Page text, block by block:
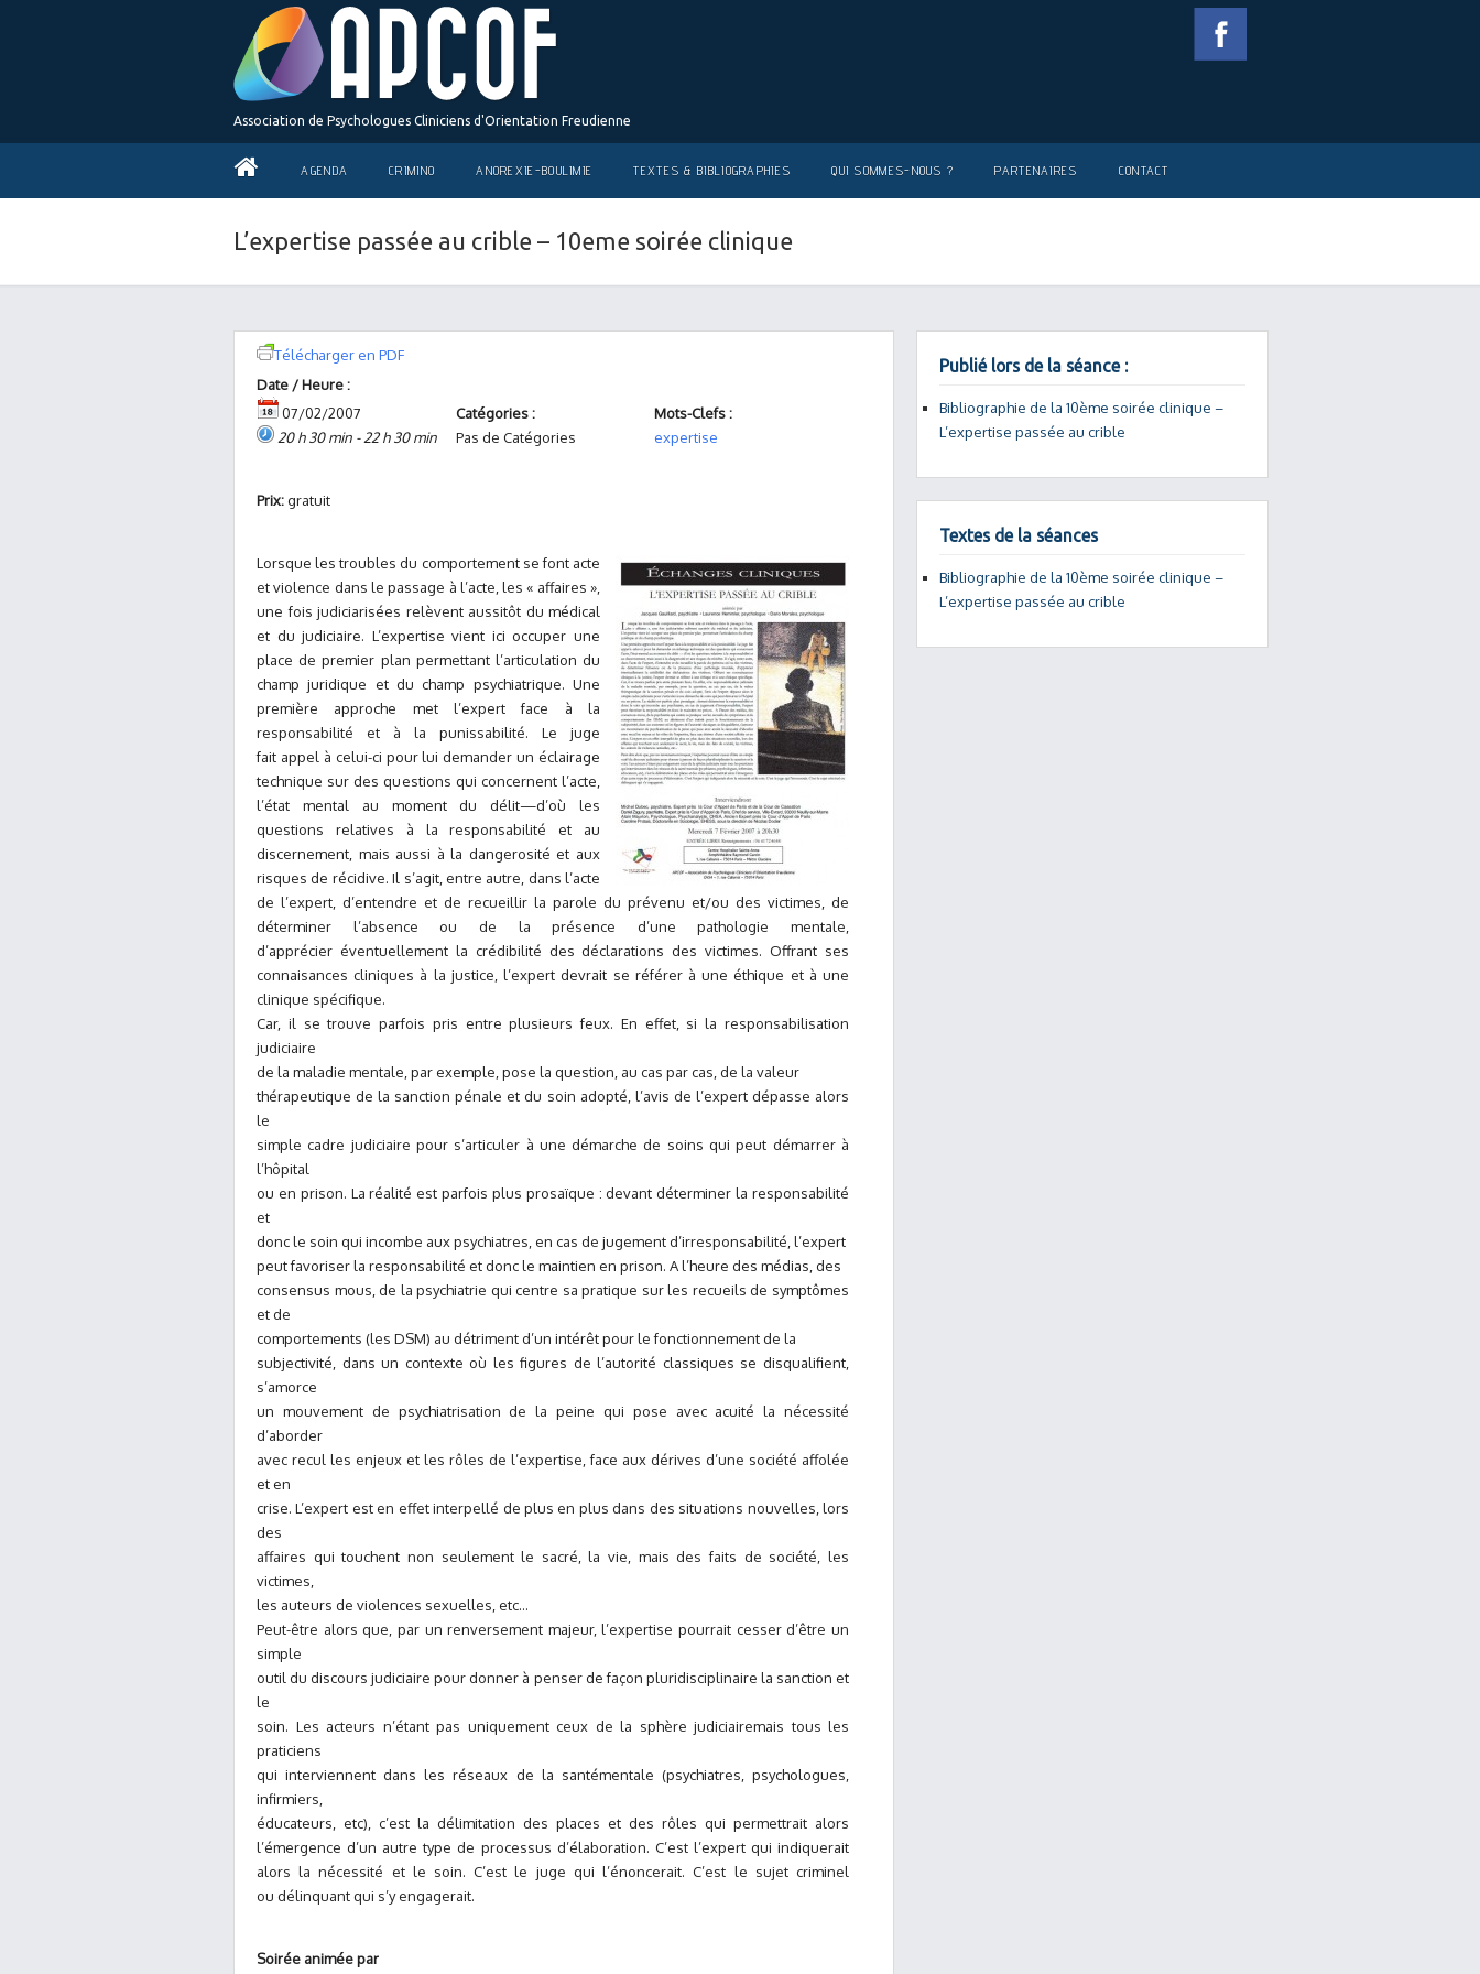
Association de Psychologues Cliniciens d'Orientation Freudienne
AGENDA CRIMINO ANOREXIE-BOULIMIE TEXTES & BIBLIOGRAPHIES QUI SOMMES-NOUS ? PARTENAIRES CONTACT
L’expertise passée au crible – 10eme soirée clinique
Télécharger en PDF
Date / Heure :
07/02/2007
20 h 30 min - 22 h 30 min
Catégories :
Pas de Catégories
Mots-Clefs :
expertise
Prix:gratuit
Lorsque les troubles du comportement se font acte
et violence dans le passage à l’acte, les « affaires »,
une fois judiciarisées relèvent aussitôt du médical
et du judiciaire. L’expertise vient ici occuper une
place de premier plan permettant l’articulation du
champ juridique et du champ psychiatrique. Une
première approche met l’expert face à la
responsabilité et à la punissabilité. Le juge
fait appel à celui-ci pour lui demander un éclairage
technique sur des questions qui concernent l’acte,
l’état mental au moment du délit—d’où les
questions relatives à la responsabilité et au
discernement, mais aussi à la dangerosité et aux
risques de récidive. Il s’agit, entre autre, dans l’acte
de l’expert, d’entendre et de recueillir la parole du prévenu et/ou des victimes, de
déterminer l’absence ou de la présence d’une pathologie mentale,
d’apprécier éventuellement la crédibilité des déclarations des victimes. Offrant ses
connaisances cliniques à la justice, l’expert devrait se référer à une éthique et à une
clinique spécifique.
Car, il se trouve parfois pris entre plusieurs feux. En effet, si la responsabilisation
judiciaire
de la maladie mentale, par exemple, pose la question, au cas par cas, de la valeur
thérapeutique de la sanction pénale et du soin adopté, l’avis de l’expert dépasse alors
le
simple cadre judiciaire pour s’articuler à une démarche de soins qui peut démarrer à
l’hôpital
ou en prison. La réalité est parfois plus prosaïque : devant déterminer la responsabilité
et
donc le soin qui incombe aux psychiatres, en cas de jugement d’irresponsabilité, l’expert
peut favoriser la responsabilité et donc le maintien en prison. A l’heure des médias, des
consensus mous, de la psychiatrie qui centre sa pratique sur les recueils de symptômes
et de
comportements (les DSM) au détriment d’un intérêt pour le fonctionnement de la
subjectivité, dans un contexte où les figures de l’autorité classiques se disqualifient,
s’amorce
un mouvement de psychiatrisation de la peine qui pose avec acuité la nécessité
d’aborder
avec recul les enjeux et les rôles de l’expertise, face aux dérives d’une société affolée
et en
crise. L’expert est en effet interpellé de plus en plus dans des situations nouvelles, lors
des
affaires qui touchent non seulement le sacré, la vie, mais des faits de société, les
victimes,
les auteurs de violences sexuelles, etc…
Peut-être alors que, par un renversement majeur, l’expertise pourrait cesser d’être un
simple
outil du discours judiciaire pour donner à penser de façon pluridisciplinaire la sanction et
le
soin. Les acteurs n’étant pas uniquement ceux de la sphère judiciairemais tous les
praticiens
qui interviennent dans les réseaux de la santémentale (psychiatres, psychologues,
infirmiers,
éducateurs, etc), c’est la délimitation des places et des rôles qui permettrait alors
l’émergence d’un autre type de processus d’élaboration. C’est l’expert qui indiquerait
alors la nécessité et le soin. C’est le juge qui l’énoncerait. C’est le sujet criminel
ou délinquant qui s’y engagerait.
Soirée animée par
Publié lors de la séance :
Bibliographie de la 10ème soirée clinique –
L’expertise passée au crible
Textes de la séances
Bibliographie de la 10ème soirée clinique –
L’expertise passée au crible